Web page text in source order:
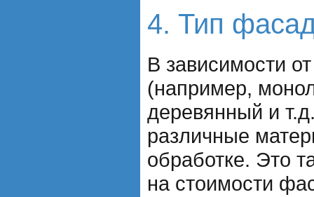
4. Тип
В зависимости
(например,
деревянный и
различные
обработке. Это
на стоимости